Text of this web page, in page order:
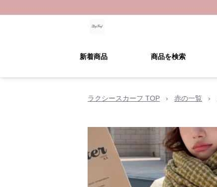
新着商品 商品を検索
ラクシースカーフ TOP › 赤の一覧 ›